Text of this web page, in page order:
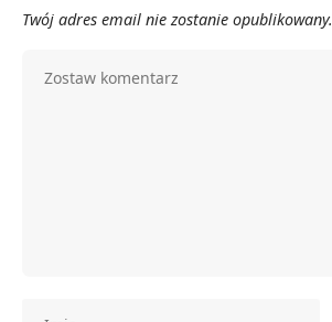
Twój adres email nie zostanie opublikowany.